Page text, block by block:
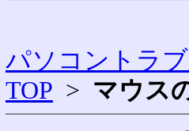
パソコントラ
TOP > マウス